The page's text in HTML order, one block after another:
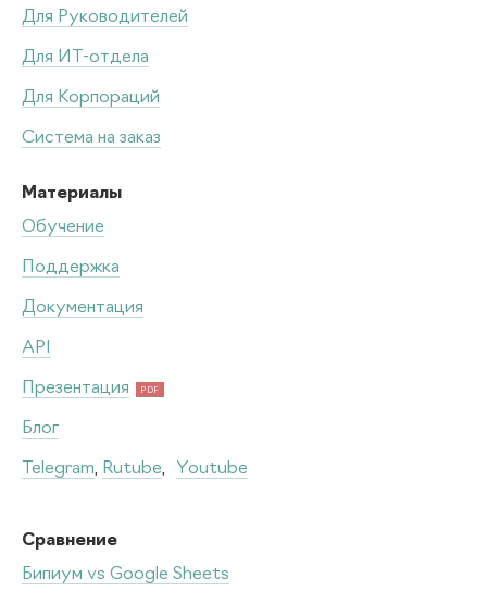
Для Руководителей
Для ИТ-отдела
Для Корпораций
Система на заказ
Материалы
Обучение
Поддержка
Документация
API
Презентация PDF
Блог
Telegram, Rutube, Youtube
Сравнение
Бипиум vs Google Sheets